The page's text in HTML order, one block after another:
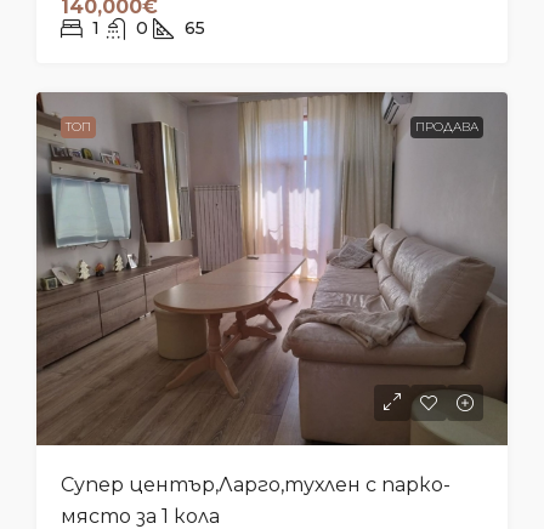
140,000€
1 0 65
ТОП ПРОДАВА
Супер център,Ларго,тухлен с парко-
място за 1 кола